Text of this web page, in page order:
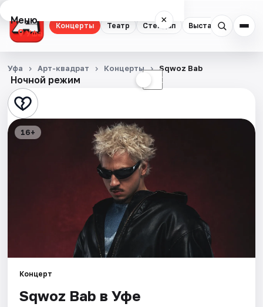
Концерты Театр Стендап Выставки
Меню ×
Уфа
Концерты
Театр
Стендап
Площадки
Ночной режим ☾
Уфа Арт-квадрат Концерты Sqwoz Bab
16+
Концерт
Sqwoz Bab в Уфе